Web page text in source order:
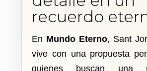
recuerdo
En Mundo Eterno, Sant
vive con una propuesta
quienes buscan una